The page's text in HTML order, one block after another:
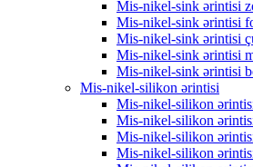
Mis-nikel-sink ərintisi
Mis-nikel-sink ərintisi
Mis-nikel-sink ərintisi
Mis-nikel-sink ərintisi
Mis-nikel-sink ərintisi
Mis-nikel-silikon ərintisi
Mis-nikel-silikon
Mis-nikel-silikon
Mis-nikel-silikon
Mis-nikel-silikon